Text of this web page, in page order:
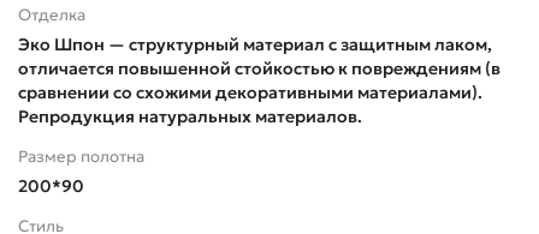
Отделка
Эко Шпон — структурный материал с защитным лаком,
отличается повышенной стойкостью к повреждениям (в
сравнении со схожими декоративными материалами).
Репродукция натуральных материалов.
Размер полотна
200*90
Стиль